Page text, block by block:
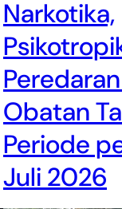
Narkotika,
Obatan
Periode
Juli 2026